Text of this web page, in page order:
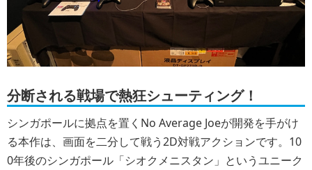
分断される戦場で熱狂シューティング！
シンガポールに拠点を置くNo Average Joeが開発を手がけ
る本作は、画面を二分して戦う2D対戦アクションです。10
0年後のシンガポール「シオクメニスタン」というユニーク